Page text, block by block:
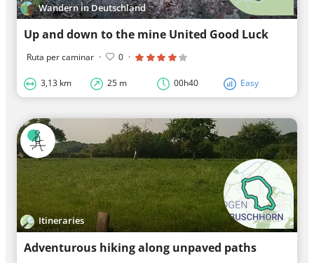
Wandern in Deutschland
Up and down to the mine United Good Luck
Ruta per caminar · 0 ·
3,13 km 25 m 00h40 Easy
Itineraries
Adventurous hiking along unpaved paths